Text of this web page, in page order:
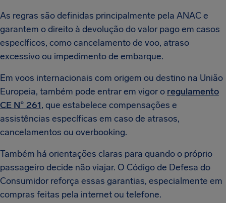
As regras são definidas principalmente pela ANAC e
garantem o direito à devolução do valor pago em casos
específicos, como cancelamento de voo, atraso
excessivo ou impedimento de embarque.
Em voos internacionais com origem ou destino na União
Europeia, também pode entrar em vigor o regulamento
CE N° 261, que estabelece compensações e
assistências específicas em caso de atrasos,
cancelamentos ou overbooking.
Também há orientações claras para quando o próprio
passageiro decide não viajar. O Código de Defesa do
Consumidor reforça essas garantias, especialmente em
compras feitas pela internet ou telefone.